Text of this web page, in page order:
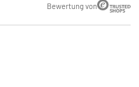
Bewertung von